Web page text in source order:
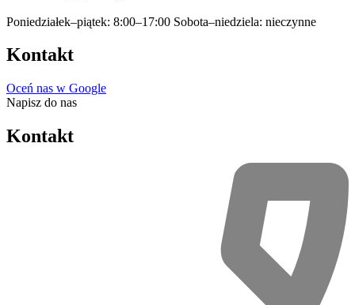
Poniedziałek–piątek: 8:00–17:00 Sobota–niedziela: nieczynne
Kontakt
Oceń nas w Google
Napisz do nas
Kontakt